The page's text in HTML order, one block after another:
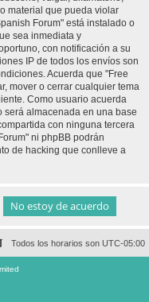
material que pueda violar
Forum" está instalado o
sea inmediata y
con notificación a su
IP de todos los envíos son
Acuerda que "Free
mover o cerrar cualquier tema
Como usuario acuerda
almacenada en una base
con ninguna tercera
ni phpBB podrán
de hacking que conlleve a
Todos los horarios son UTC-05:00